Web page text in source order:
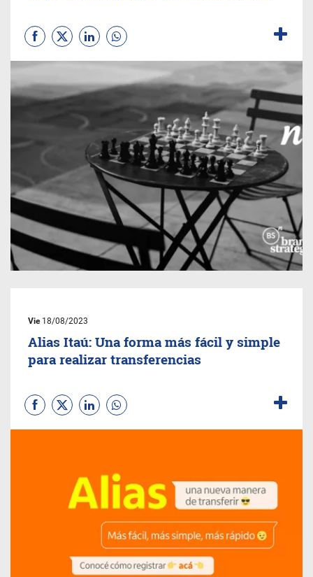
Vie18/08/2023
Alias Itaú: Una forma más fácil y simple
para realizar transferencias